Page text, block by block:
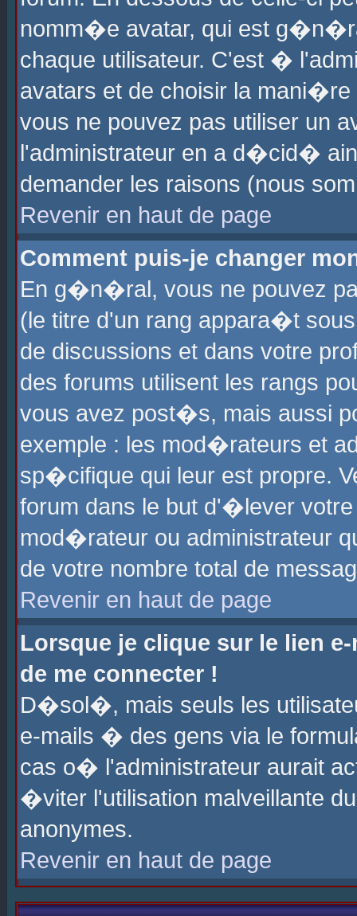
nomm�e avatar, qui est
chaque utilisateur. C'est �
avatars et de choisir la
vous ne pouvez pas utiliser un
l'administrateur en a d�cid�
demander les raisons (nous
Revenir en haut de page
Comment puis-je changer
En g�n�ral, vous ne pouvez
(le titre d'un rang appara�t
de discussions et dans votre
des forums utilisent les rangs
vous avez post�s, mais aussi
exemple : les mod�rateurs et
sp�cifique qui leur est propre.
forum dans le but d'�lever
mod�rateur ou administrateur
de votre nombre total de
Revenir en haut de page
Lorsque je clique sur le lien
de me connecter !
D�sol�, mais seuls les
e-mails � des gens via le
cas o� l'administrateur aurait
�viter l'utilisation malveillante
anonymes.
Revenir en haut de page